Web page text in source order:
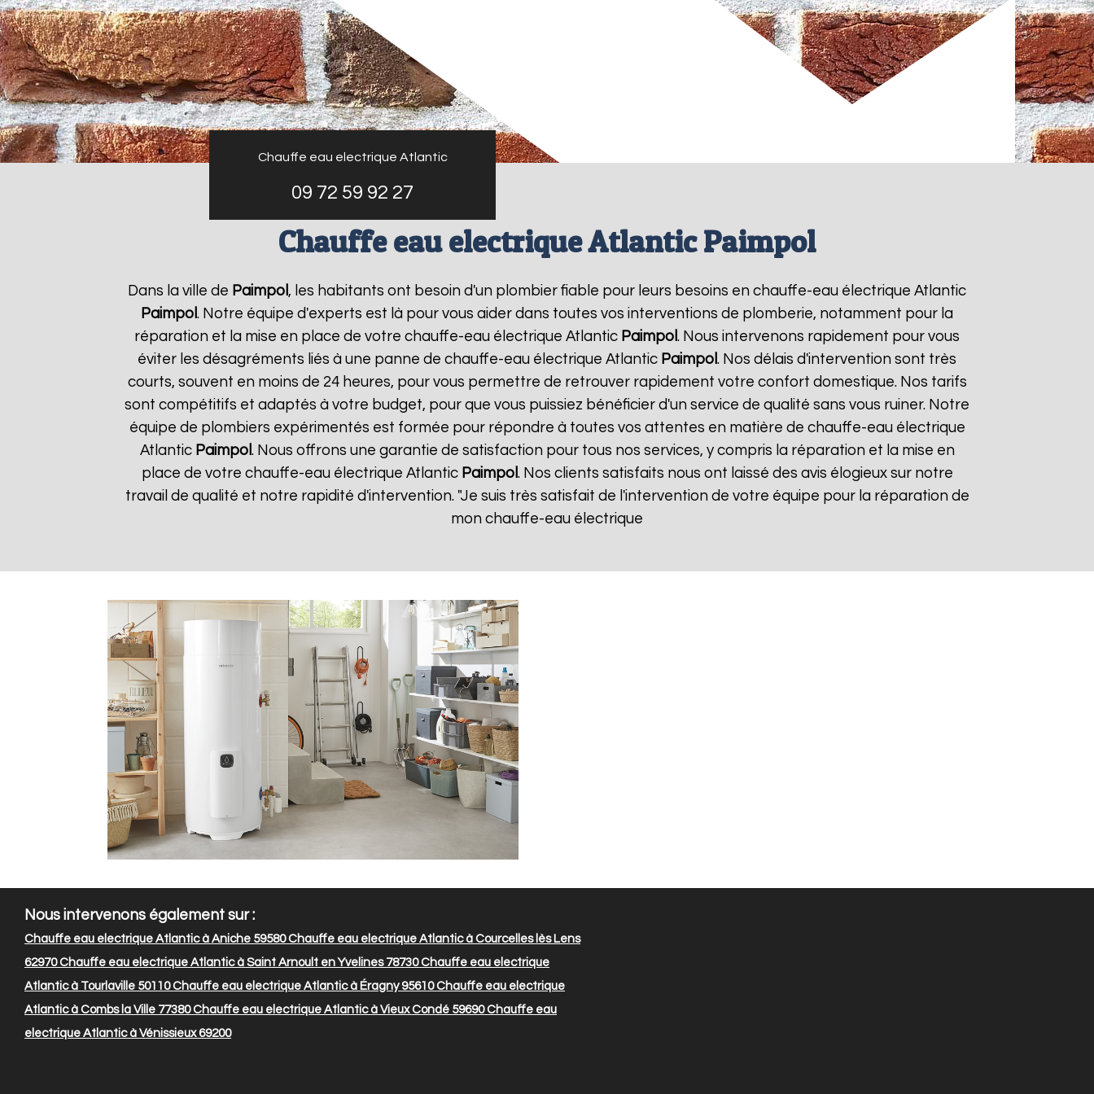
Chauffe eau electrique Atlantic
09 72 59 92 27
Chauffe eau electrique Atlantic Paimpol
Dans la ville de Paimpol , les habitants ont besoin d'un plombier fiable pour leurs besoins en chauffe-eau électrique Atlantic
Paimpol . Notre équipe d'experts est là pour vous aider dans toutes vos interventions de plomberie, notamment pour la
réparation et la mise en place de votre chauffe-eau électrique Atlantic Paimpol . Nous intervenons rapidement pour vous
éviter les désagréments liés à une panne de chauffe-eau électrique Atlantic Paimpol . Nos délais d'intervention sont très
courts, souvent en moins de 24 heures, pour vous permettre de retrouver rapidement votre confort domestique. Nos tarifs
sont compétitifs et adaptés à votre budget, pour que vous puissiez bénéficier d'un service de qualité sans vous ruiner. Notre
équipe de plombiers expérimentés est formée pour répondre à toutes vos attentes en matière de chauffe-eau électrique
Atlantic Paimpol . Nous offrons une garantie de satisfaction pour tous nos services, y compris la réparation et la mise en
place de votre chauffe-eau électrique Atlantic Paimpol . Nos clients satisfaits nous ont laissé des avis élogieux sur notre
travail de qualité et notre rapidité d'intervention. "Je suis très satisfait de l'intervention de votre équipe pour la réparation de
mon chauffe-eau électrique
Nous intervenons également sur :
Chauffe eau electrique Atlantic à Aniche 59580Chauffe eau electrique Atlantic à Courcelles lès Lens
62970Chauffe eau electrique Atlantic à Saint Arnoult en Yvelines 78730Chauffe eau electrique
Atlantic à Tourlaville 50110Chauffe eau electrique Atlantic à Éragny 95610Chauffe eau electrique
Atlantic à Combs la Ville 77380Chauffe eau electrique Atlantic à Vieux Condé 59690Chauffe eau
electrique Atlantic à Vénissieux 69200